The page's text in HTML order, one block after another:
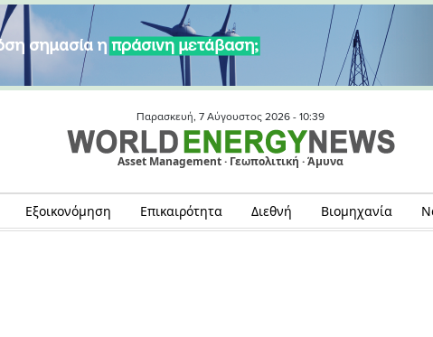
Παρασκευή, 7 Αύγουστος 2026 - 10:39
Asset Management · Γεωπολιτική · Άμυνα
Εξοικονόμηση Επικαιρότητα Διεθνή Βιομηχανία